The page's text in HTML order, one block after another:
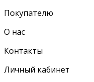
Покупателю
О нас
Контакты
Личный кабинет